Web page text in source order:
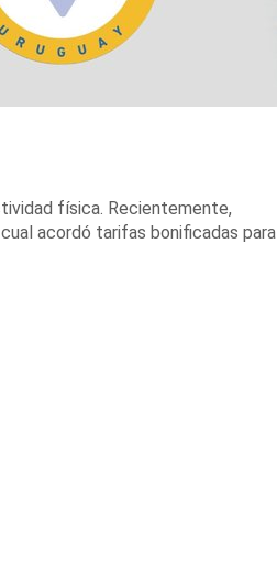
física. Recientemente,
acordó tarifas bonificadas para